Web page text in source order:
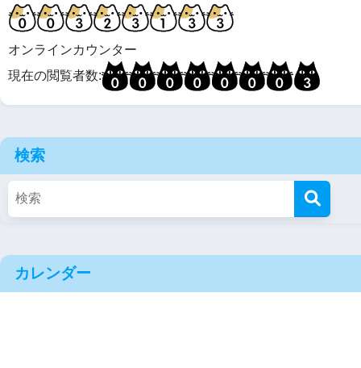
オンラインカウンター
現在の閲覧者数:
検索
カレンダー